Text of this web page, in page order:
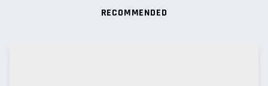
RECOMMENDED